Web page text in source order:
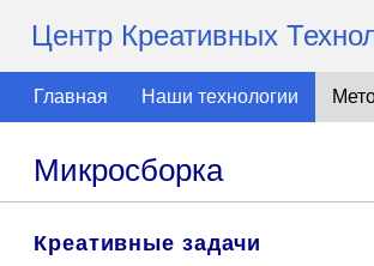
Центр Креативных
Главная Наши технологии
Микросборка
Креативные задачи